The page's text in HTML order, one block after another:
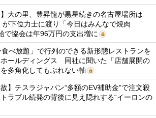
】大の里、豊昇龍が黒星続きの名古屋場所は
が下位力士に渡り「今日はみんなで焼肉
協会は年96万円の支出増に
食べ放題」で行列のできる新形態レストランを
ールディングス 同社に聞いた「店舗展開の
多角化してもぶれない軸
】テスラジャパン“多額のEV補助金”で注文殺
ラブル続発の背後に見え隠れする“イーロンの